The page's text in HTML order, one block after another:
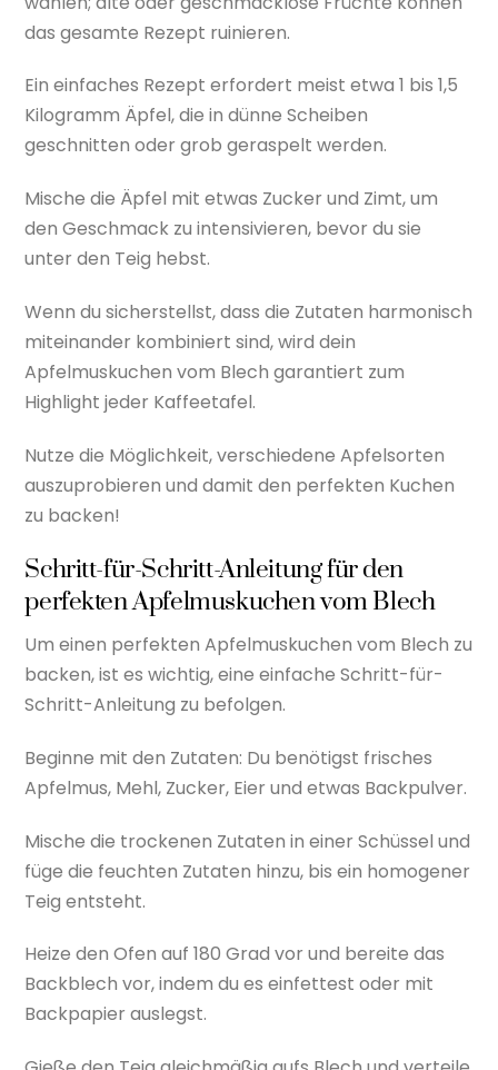
das gesamte Rezept ruinieren.
Ein einfaches Rezept erfordert meist etwa 1 bis 1,5
Kilogramm Äpfel, die in dünne Scheiben
geschnitten oder grob geraspelt werden.
Mische die Äpfel mit etwas Zucker und Zimt, um
den Geschmack zu intensivieren, bevor du sie
unter den Teig hebst.
Wenn du sicherstellst, dass die Zutaten harmonisch
miteinander kombiniert sind, wird dein
Apfelmuskuchen vom Blech garantiert zum
Highlight jeder Kaffeetafel.
Nutze die Möglichkeit, verschiedene Apfelsorten
auszuprobieren und damit den perfekten Kuchen
zu backen!
Schritt-für-Schritt-Anleitung für den
perfekten Apfelmuskuchen vom Blech
Um einen perfekten Apfelmuskuchen vom Blech zu
backen, ist es wichtig, eine einfache Schritt-für-
Schritt-Anleitung zu befolgen.
Beginne mit den Zutaten: Du benötigst frisches
Apfelmus, Mehl, Zucker, Eier und etwas Backpulver.
Mische die trockenen Zutaten in einer Schüssel und
füge die feuchten Zutaten hinzu, bis ein homogener
Teig entsteht.
Heize den Ofen auf 180 Grad vor und bereite das
Backblech vor, indem du es einfettest oder mit
Backpapier auslegst.